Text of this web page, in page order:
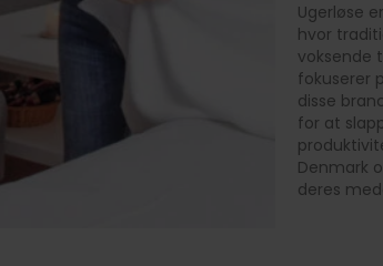
Ugerløse
hvor
voksende
fokuserer
disse
for at
Denmark
deres